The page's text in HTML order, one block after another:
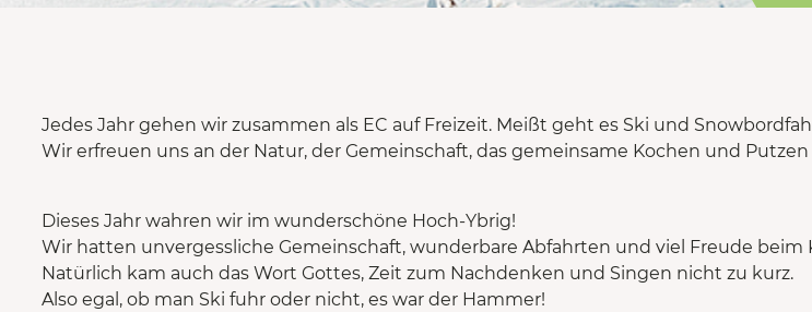
Jedes Jahr gehen wir zusammen als EC auf Freizeit. Meißt geht es Ski und
Wir erfreuen uns an der Natur, der Gemeinschaft, das gemeinsame Kochen und
Dieses Jahr wahren wir im wunderschöne Hoch-Ybrig!
Wir hatten unvergessliche Gemeinschaft, wunderbare Abfahrten und viel Freude beim
Natürlich kam auch das Wort Gottes, Zeit zum Nachdenken und Singen nicht zu kurz.
Also egal, ob man Ski fuhr oder nicht, es war der Hammer!